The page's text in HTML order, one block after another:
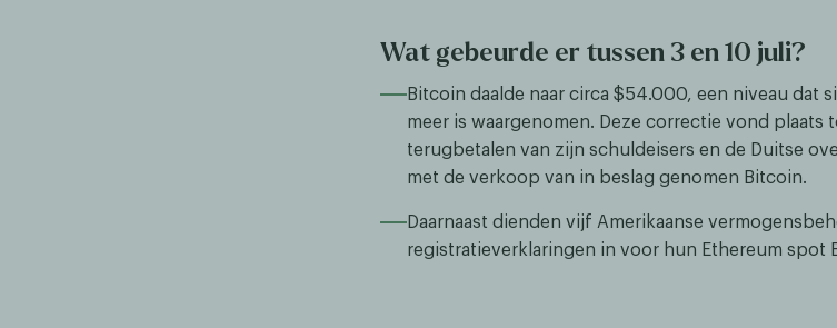
Wat gebeurde er tussen 3 en 10 juli?
Bitcoin daalde naar circa $54.000, een niveau dat
meer is waargenomen. Deze correctie vond plaats
terugbetalen van zijn schuldeisers en de Duitse
met de verkoop van in beslag genomen Bitcoin.
Daarnaast dienden vijf Amerikaanse
registratieverklaringen in voor hun Ethereum spot